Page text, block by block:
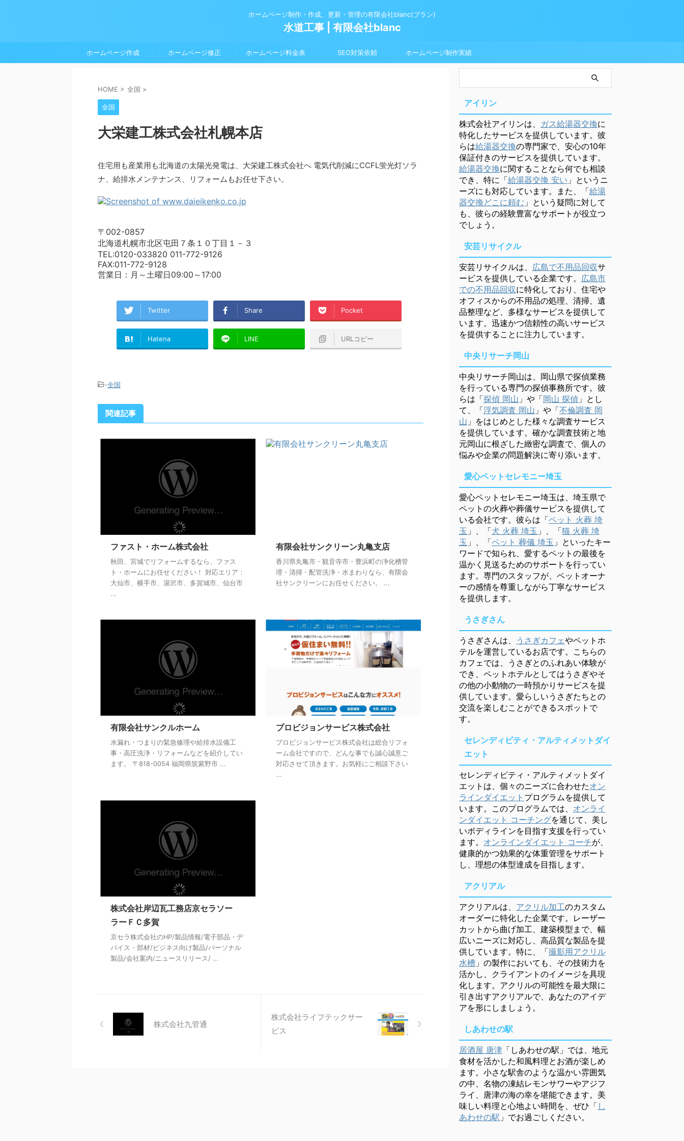
ホームページ制作・作成、更新・管理の有限会社blanc(ブラン)
水道工事 | 有限会社blanc
ホームページ作成 ホームページ修正 ホームページ料金表 SEO対策依頼 ホームページ制作実績
HOME > 全国 >
全国
大栄建工株式会社札幌本店
住宅用も産業用も北海道の太陽光発電は、大栄建工株式会社へ 電気代削減にCCFL蛍光灯ソラ
ナ、給排水メンテナンス、リフォームもお任せ下さい。
〒002-0857
北海道札幌市北区屯田７条１０丁目１－３
TEL:0120-033820 011-772-9126
FAX:011-772-9128
営業日：月～土曜日09:00～17:00
Twitter Share Pocket
Hatena LINE URLコピー
-全国
関連記事
ファスト・ホーム株式会社
秋田、宮城でリフォームするなら、ファス
ト・ホームにお任せください！ 対応エリア：
大仙市、横手市、湯沢市、多賀城市、仙台市
...
有限会社サンクリーン丸亀支店
香川県丸亀市・観音寺市・豊浜町の浄化槽管
理・清掃・配管洗浄・水まわりなら、有限会
社サンクリーンにお任せください。 ...
有限会社サンクルホーム
水漏れ・つまりの緊急修理や給排水設備工
事・高圧洗浄・リフォームなどを紹介してい
ます。 〒818-0054 福岡県筑紫野市 ...
プロビジョンサービス株式会社
プロビジョンサービス株式会社は総合リフォ
ーム会社ですので、どんな事でも誠心誠意ご
対応させて頂きます。お気軽にご相談下さい
...
株式会社岸辺瓦工務店京セラソー
ラーＦＣ多賀
京セラ株式会社のHP/製品情報/電子部品・デ
バイス・部材/ビジネス向け製品/パーソナル
製品/会社案内/ニュースリリース/ ...
株式会社九管通
株式会社ライフテックサー
ビス
アイリン
株式会社アイリンは、 ガス給湯器交換に
特化したサービスを提供しています。彼
らは給湯器交換の専門家で、安心の10年
保証付きのサービスを提供しています。
給湯器交換に関することなら何でも相談
でき、特に「給湯器交換 安い 」というニ
ーズにも対応しています。また、「給湯
器交換どこに頼む 」という疑問に対して
も、彼らの経験豊富なサポートが役立つ
でしょう。
安芸リサイクル
安芸リサイクルは、 広島で不用品回収サ
ービスを提供している企業です。 広島市
での不用品回収に特化しており、住宅や
オフィスからの不用品の処理、清掃、遺
品整理など、多様なサービスを提供して
います。迅速かつ信頼性の高いサービス
を提供することに注力しています。
中央リサーチ岡山
中央リサーチ岡山は、岡山県で探偵業務
を行っている専門の探偵事務所です。彼
らは「探偵 岡山 」や「岡山 探偵 」とし
て、「浮気調査 岡山 」や「不倫調査 岡
山 」をはじめとした様々な調査サービス
を提供しています。確かな調査技術と地
元岡山に根ざした緻密な調査で、個人の
悩みや企業の問題解決に寄り添います。
愛心ペットセレモニー埼玉
愛心ペットセレモニー埼玉は、埼玉県で
ペットの火葬や葬儀サービスを提供して
いる会社です。彼らは「ペット 火葬 埼
玉 」、「犬 火葬 埼玉 」、「猫 火葬 埼
玉 」、「ペット 葬儀 埼玉 」といったキー
ワードで知られ、愛するペットの最後を
温かく見送るためのサポートを行ってい
ます。専門のスタッフが、ペットオーナ
ーの感情を尊重しながら丁寧なサービス
を提供します。
うさぎさん
うさぎさんは、 うさぎカフェやペットホ
テルを運営しているお店です。こちらの
カフェでは、うさぎとのふれあい体験が
でき、ペットホテルとしてはうさぎやそ
の他の小動物の一時預かりサービスを提
供しています。愛らしいうさぎたちとの
交流を楽しむことができるスポットで
す。
セレンディピティ・アルティメットダイ
エット
セレンディピティ・アルティメットダイ
エットは、個々のニーズに合わせたオン
ラインダイエット プログラムを提供して
います。このプログラムでは、 オンライ
ンダイエット コーチングを通じて、美し
いボディラインを目指す支援を行ってい
ます。 オンラインダイエット コーチが、
健康的かつ効果的な体重管理をサポート
し、理想の体型達成を目指します。
アクリアル
アクリアルは、 アクリル加工のカスタム
オーダーに特化した企業です。レーザー
カットから曲げ加工、建築模型まで、幅
広いニーズに対応し、高品質な製品を提
供しています。特に、「撮影用アクリル
水槽 」の製作においても、その技術力を
活かし、クライアントのイメージを具現
化します。アクリルの可能性を最大限に
引き出すアクリアルで、あなたのアイデ
アを形にしましょう。
しあわせの駅
居酒屋 唐津 「しあわせの駅」では、地元
食材を活かした和風料理とお酒が楽しめ
ます。小さな駅舎のような温かい雰囲気
の中、名物の凍結レモンサワーやアジフ
ライ、唐津の海の幸を堪能できます。美
味しい料理と心地よい時間を、ぜひ「 し
あわせの駅 」でお過ごしください。